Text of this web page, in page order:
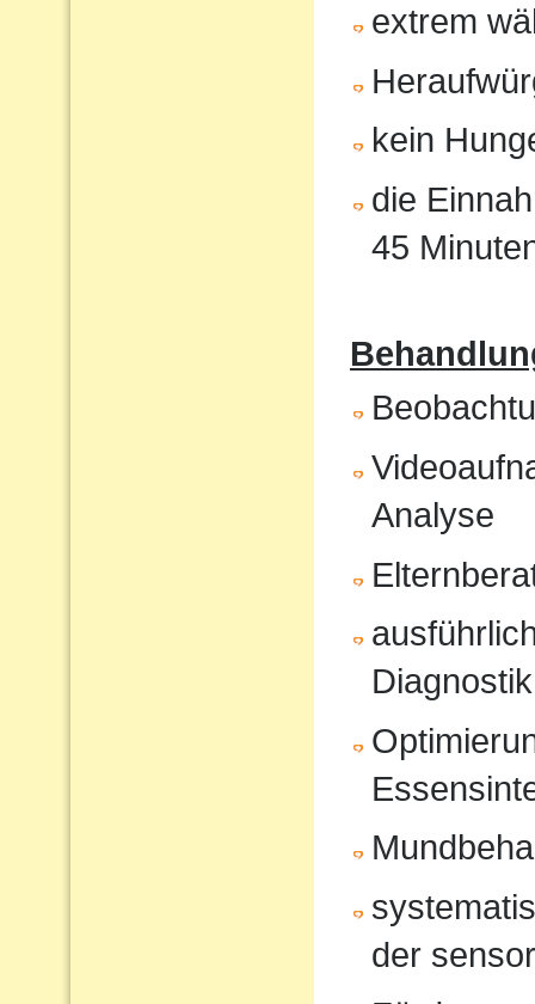
extrem
kein
die
45
Analyse
Diagnostik
der